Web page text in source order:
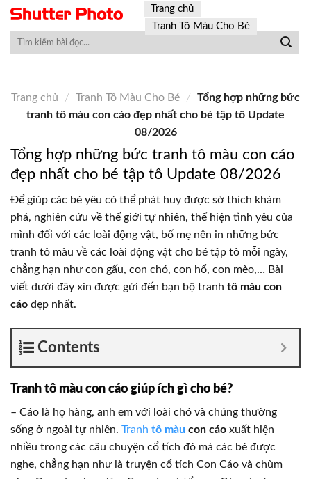
Skip
content
Trang chủ
Tranh Tô Màu Cho Bé
Trang chủ / Tranh Tô Màu Cho Bé /
Tổng hợp những bức
tranh tô màu con cáo đẹp nhất cho bé tập tô Update
08/2026
Tổng hợp những bức tranh tô màu con cáo
đẹp nhất cho bé tập tô Update 08/2026
Để giúp các bé yêu có thể phát huy được sở thích khám
phá, nghiên cứu về thế giới tự nhiên, thể hiện tình yêu của
mình đối với các loài động vật, bố mẹ nên in những bức
tranh tô màu về các loài động vật cho bé tập tô mỗi ngày,
chẳng hạn như con gấu, con chó, con hổ, con mèo,… Bài
viết dưới đây xin được gửi đến bạn bộ tranh tô màu con
cáo đẹp nhất.
Contents
Tranh tô màu con cáo giúp ích gì cho bé?
– Cáo là họ hàng, anh em với loài chó và chúng thường
sống ở ngoài tự nhiên. Tranh tô màu con cáo xuất hiện
nhiều trong các câu chuyện cổ tích đó mà các bé được
nghe, chẳng hạn như là truyện cổ tích Con Cáo và chùm